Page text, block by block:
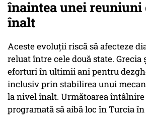
înaintea unei reuniuni
înalt
Aceste evoluții riscă să afecteze
reluat între cele două state. Grecia
eforturi în ultimii ani pentru
inclusiv prin stabilirea unui
la nivel înalt. Următoarea întâlnire
programată să aibă loc în Turcia